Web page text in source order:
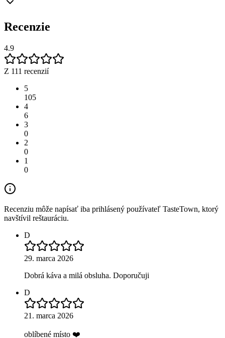
Recenzie
4.9
Z 111 recenzií
5
105
4
6
3
0
2
0
1
0
Recenziu môže napísať iba prihlásený používateľ TasteTown, ktorý
navštívil reštauráciu.
D
29. marca 2026
Dobrá káva a milá obsluha. Doporučuji
D
21. marca 2026
oblíbené místo ❤️